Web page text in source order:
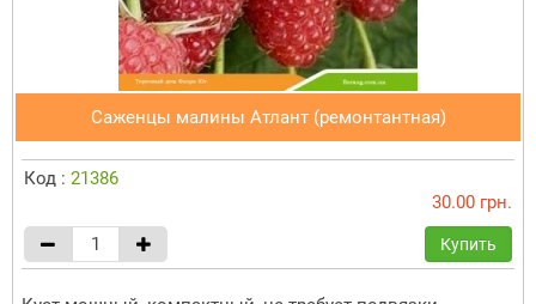
Саженцы малины Атлант (ремонтантная)
Код : 21386
30.00 грн.
Купить